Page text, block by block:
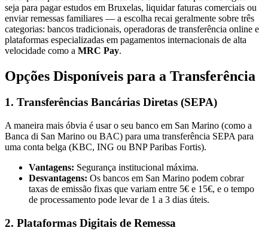
seja para pagar estudos em Bruxelas, liquidar faturas comerciais ou
enviar remessas familiares — a escolha recai geralmente sobre três
categorias: bancos tradicionais, operadoras de transferência online e
plataformas especializadas em pagamentos internacionais de alta
velocidade como a MRC Pay.
Opções Disponíveis para a Transferência
1. Transferências Bancárias Diretas (SEPA)
A maneira mais óbvia é usar o seu banco em San Marino (como a
Banca di San Marino ou BAC) para uma transferência SEPA para
uma conta belga (KBC, ING ou BNP Paribas Fortis).
Vantagens: Segurança institucional máxima.
Desvantagens: Os bancos em San Marino podem cobrar
taxas de emissão fixas que variam entre 5€ e 15€, e o tempo
de processamento pode levar de 1 a 3 dias úteis.
2. Plataformas Digitais de Remessa